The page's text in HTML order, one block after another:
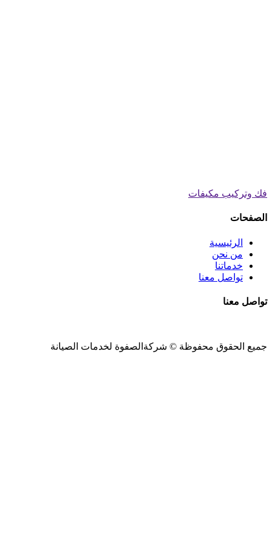
فك وتركيب مكيفات
الصفحات
الرئيسية
من نحن
خدماتنا
تواصل معنا
تواصل معنا
جميع الحقوق محفوظة © شركةالصفوة لخدمات الصيانة